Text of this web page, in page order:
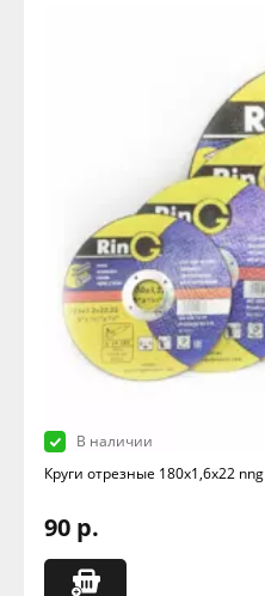
В наличии
Круги отрезные 180х1,6х22 nng
90 р.